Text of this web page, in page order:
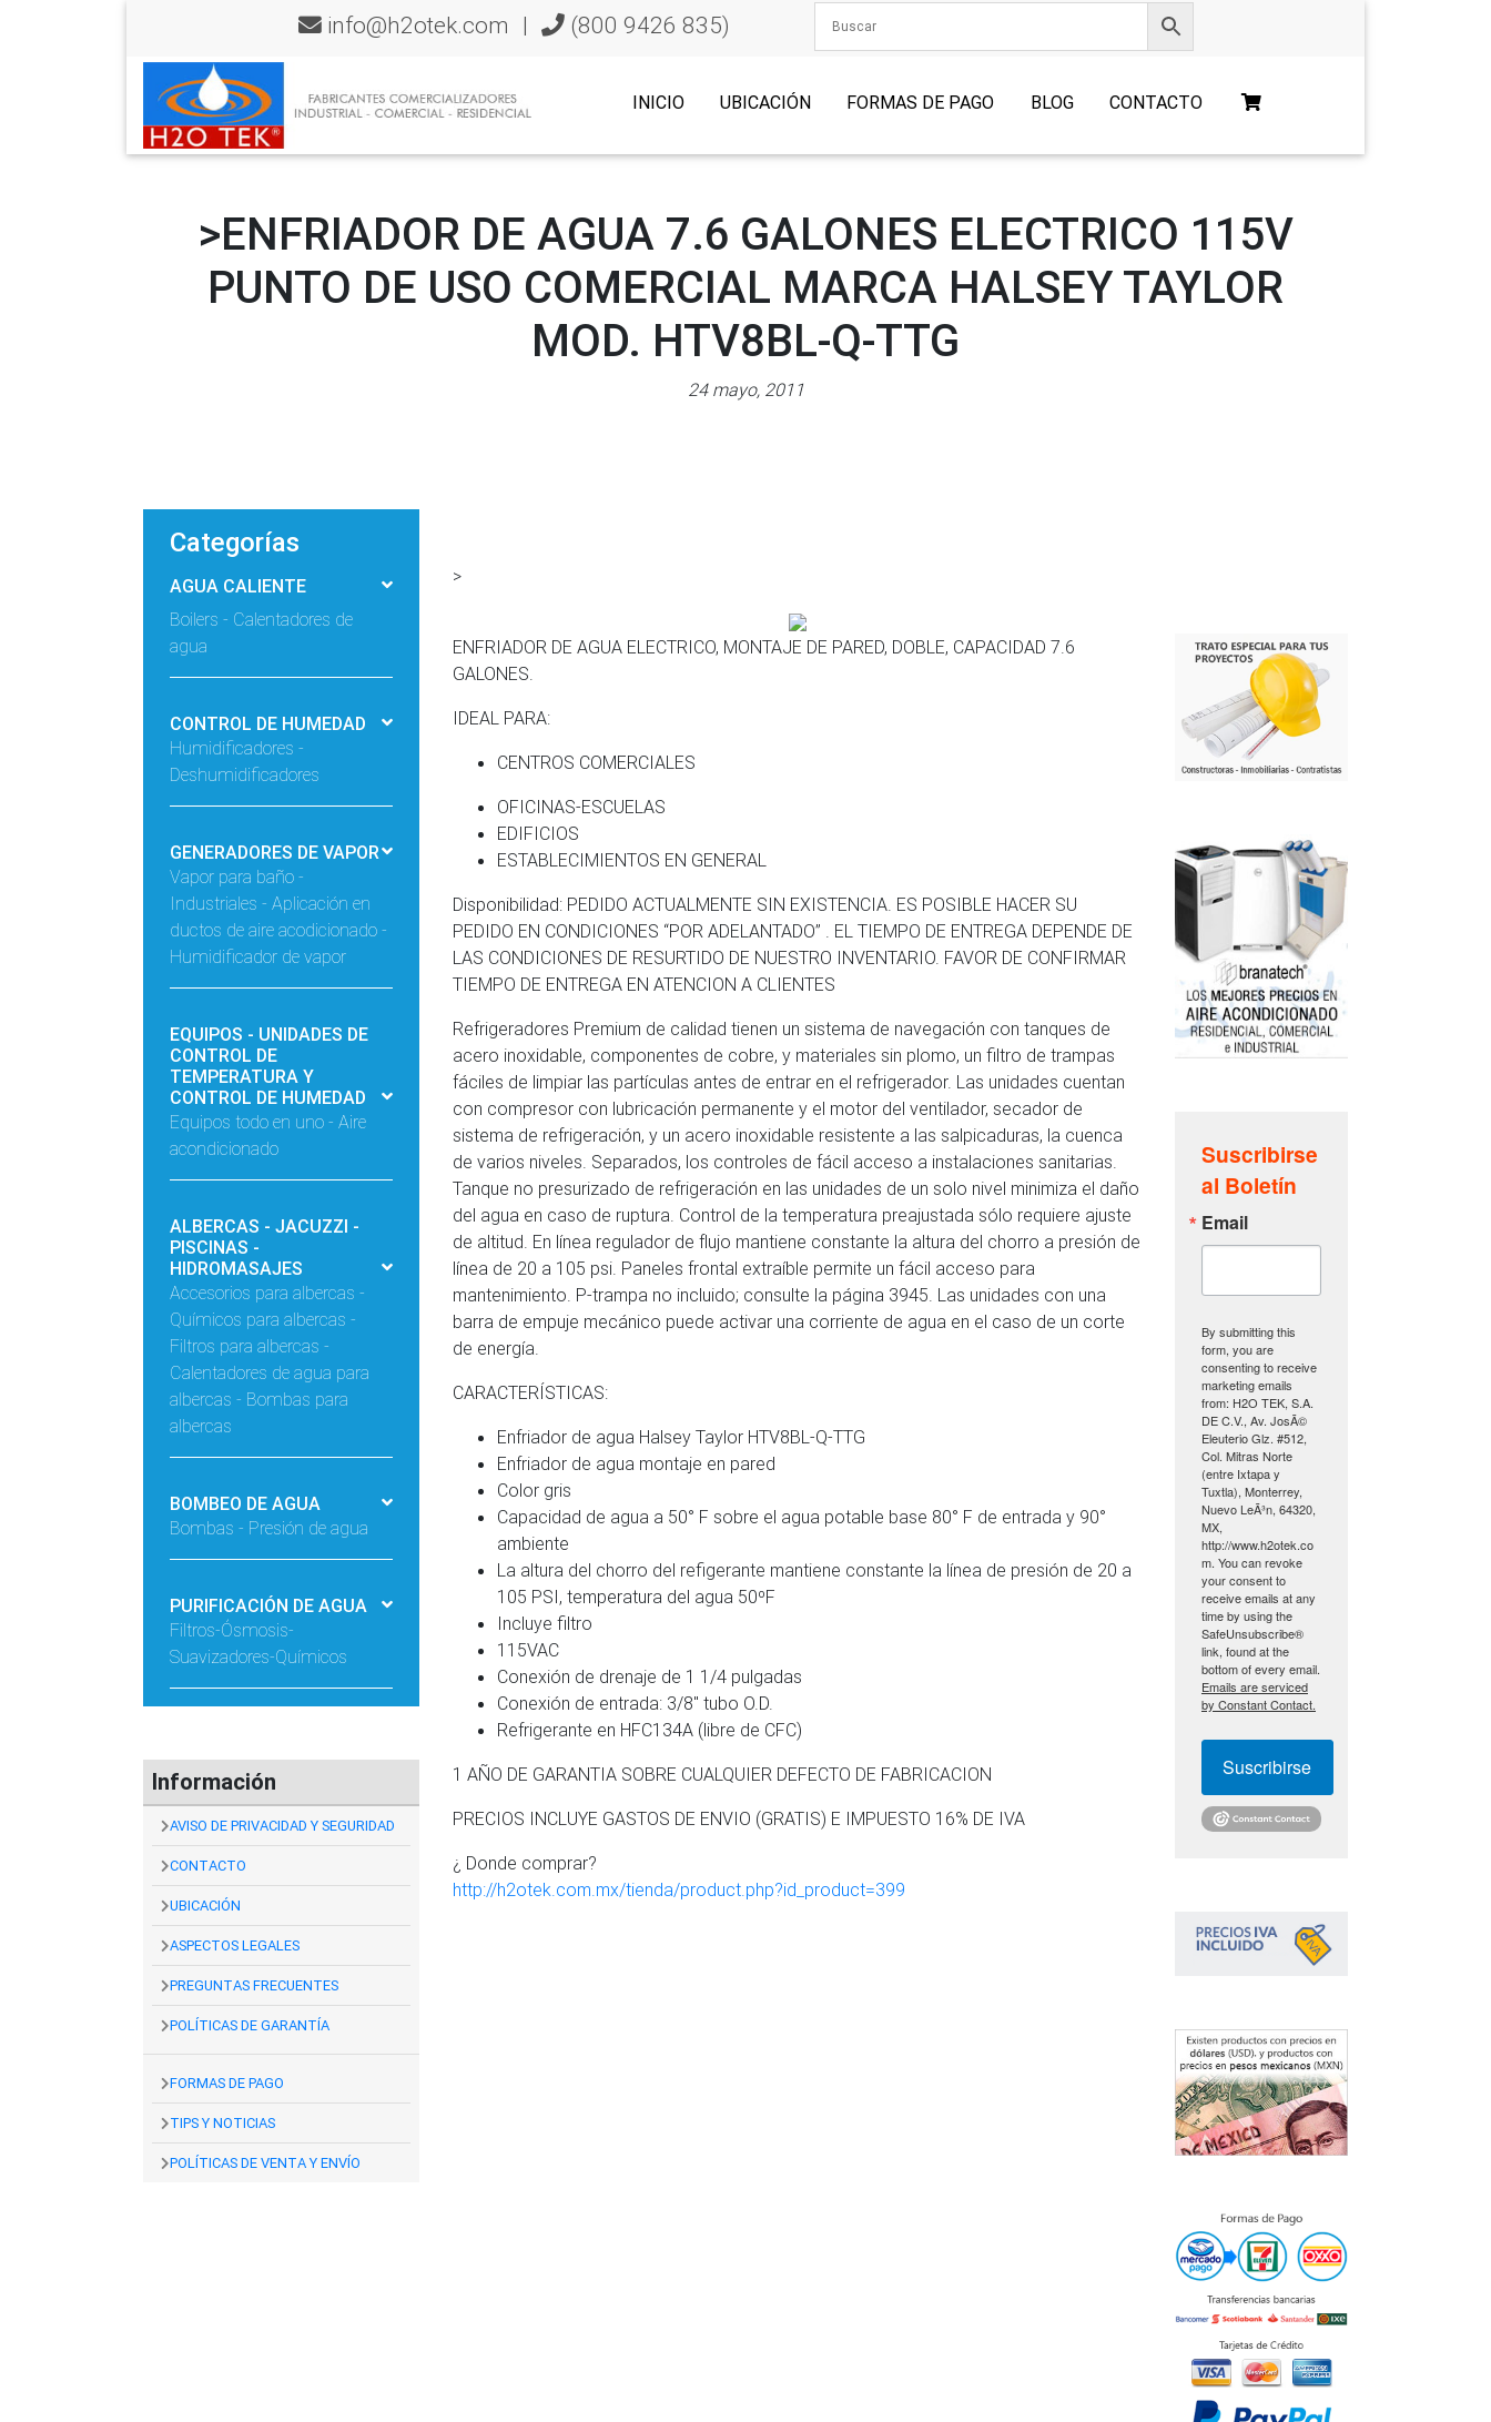
info@h2otek.com | (800 9426 835)
INICIO UBICACIÓN FORMAS DE PAGO BLOG CONTACTO
>ENFRIADOR DE AGUA 7.6 GALONES ELECTRICO 115V
PUNTO DE USO COMERCIAL MARCA HALSEY TAYLOR
MOD. HTV8BL-Q-TTG
24 mayo, 2011
Categorías
AGUA CALIENTE
Boilers - Calentadores de
agua
CONTROL DE HUMEDAD
Humidificadores -
Deshumidificadores
GENERADORES DE VAPOR
Vapor para baño -
Industriales - Aplicación en
ductos de aire acodicionado -
Humidificador de vapor
EQUIPOS - UNIDADES DE
CONTROL DE
TEMPERATURA Y
CONTROL DE HUMEDAD
Equipos todo en uno - Aire
acondicionado
ALBERCAS - JACUZZI -
PISCINAS -
HIDROMASAJES
Accesorios para albercas -
Químicos para albercas -
Filtros para albercas -
Calentadores de agua para
albercas - Bombas para
albercas
BOMBEO DE AGUA
Bombas - Presión de agua
PURIFICACIÓN DE AGUA
Filtros-Ósmosis-
Suavizadores-Químicos
Información
AVISO DE PRIVACIDAD Y SEGURIDAD
CONTACTO
UBICACIÓN
ASPECTOS LEGALES
PREGUNTAS FRECUENTES
POLÍTICAS DE GARANTÍA
FORMAS DE PAGO
TIPS Y NOTICIAS
POLÍTICAS DE VENTA Y ENVÍO
>
ENFRIADOR DE AGUA ELECTRICO, MONTAJE DE PARED, DOBLE, CAPACIDAD 7.6
GALONES.
IDEAL PARA:
CENTROS COMERCIALES
OFICINAS-ESCUELAS
EDIFICIOS
ESTABLECIMIENTOS EN GENERAL
Disponibilidad: PEDIDO ACTUALMENTE SIN EXISTENCIA. ES POSIBLE HACER SU
PEDIDO EN CONDICIONES “POR ADELANTADO” . EL TIEMPO DE ENTREGA DEPENDE DE
LAS CONDICIONES DE RESURTIDO DE NUESTRO INVENTARIO. FAVOR DE CONFIRMAR
TIEMPO DE ENTREGA EN ATENCION A CLIENTES
Refrigeradores Premium de calidad tienen un sistema de navegación con tanques de
acero inoxidable, componentes de cobre, y materiales sin plomo, un filtro de trampas
fáciles de limpiar las partículas antes de entrar en el refrigerador. Las unidades cuentan
con compresor con lubricación permanente y el motor del ventilador, secador de
sistema de refrigeración, y un acero inoxidable resistente a las salpicaduras, la cuenca
de varios niveles. Separados, los controles de fácil acceso a instalaciones sanitarias.
Tanque no presurizado de refrigeración en las unidades de un solo nivel minimiza el daño
del agua en caso de ruptura. Control de la temperatura preajustada sólo requiere ajuste
de altitud. En línea regulador de flujo mantiene constante la altura del chorro a presión de
línea de 20 a 105 psi. Paneles frontal extraíble permite un fácil acceso para
mantenimiento. P-trampa no incluido; consulte la página 3945. Las unidades con una
barra de empuje mecánico puede activar una corriente de agua en el caso de un corte
de energía.
CARACTERÍSTICAS:
Enfriador de agua Halsey Taylor HTV8BL-Q-TTG
Enfriador de agua montaje en pared
Color gris
Capacidad de agua a 50° F sobre el agua potable base 80° F de entrada y 90°
ambiente
La altura del chorro del refigerante mantiene constante la línea de presión de 20 a
105 PSI, temperatura del agua 50ºF
Incluye filtro
115VAC
Conexión de drenaje de 1 1/4 pulgadas
Conexión de entrada: 3/8″ tubo O.D.
Refrigerante en HFC134A (libre de CFC)
1 AÑO DE GARANTIA SOBRE CUALQUIER DEFECTO DE FABRICACION
PRECIOS INCLUYE GASTOS DE ENVIO (GRATIS) E IMPUESTO 16% DE IVA
¿ Donde comprar?
http://h2otek.com.mx/tienda/product.php?id_product=399
Suscribirse
al Boletín
Email
By submitting this
form, you are
consenting to receive
marketing emails
from: H2O TEK, S.A.
DE C.V., Av. JosÃ©
Eleuterio Glz. #512,
Col. Mitras Norte
(entre Ixtapa y
Tuxtla), Monterrey,
Nuevo LeÃ³n, 64320,
MX,
http://www.h2otek.co
m. You can revoke
your consent to
receive emails at any
time by using the
SafeUnsubscribe®
link, found at the
bottom of every email.
Emails are serviced
by Constant Contact.
Suscribirse